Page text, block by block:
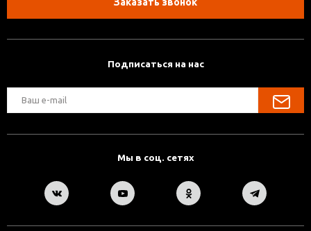
Подписаться на нас
Мы в соц. сетях